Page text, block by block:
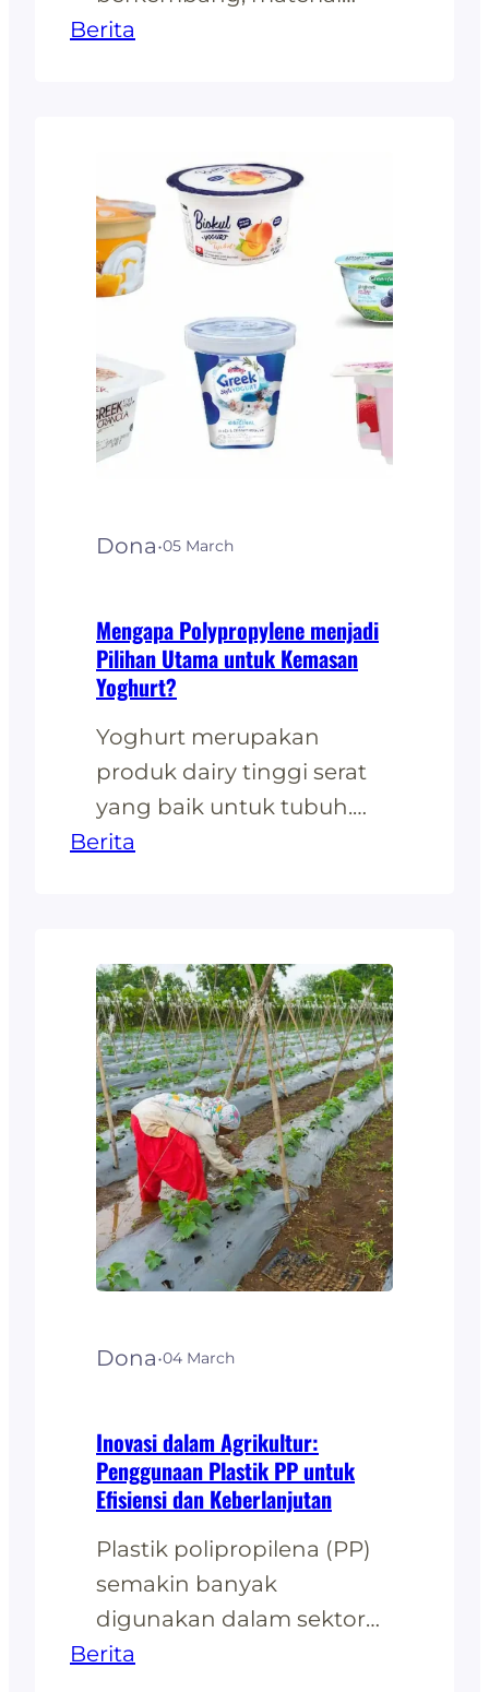
yang digunakan untuk
satu bahan yang kini
menjadi pilihanunggulan
adalah plastik
polipropilena (PP). Plastik
keunggulan dalam
kekuatan,fleksibilitas, dan
keberlanjutannya,
menjadikannya material
rekreasi. Keunggulan
Olahraga Plastik PP…
Berita
Dona·05 March
Mengapa Polypropylene menjadi
Pilihan Utama untuk Kemasan
Yoghurt?
Yoghurt merupakan
produk dairy tinggi serat
yang baik untuk tubuh.
Yoghurt dapat dikosumsi
karena mengandung
bakteri Lactobacillus
bulgaricus, yang baik
untuk kesehatan organ
pencernaan manusia.
Sejak tahun 2021, tren
konsumsi produk yoghurt
semakin meningkat pesat
di Indonesia. Dilansir dari
Technobussiness.id, hal ini
Berita
Dona·04 March
Inovasi dalam Agrikultur:
Penggunaan Plastik PP untuk
Efisiensi dan Keberlanjutan
Plastik polipropilena (PP)
semakin banyak
digunakan dalam sektor
agrikultur sebagai solusi
Berita